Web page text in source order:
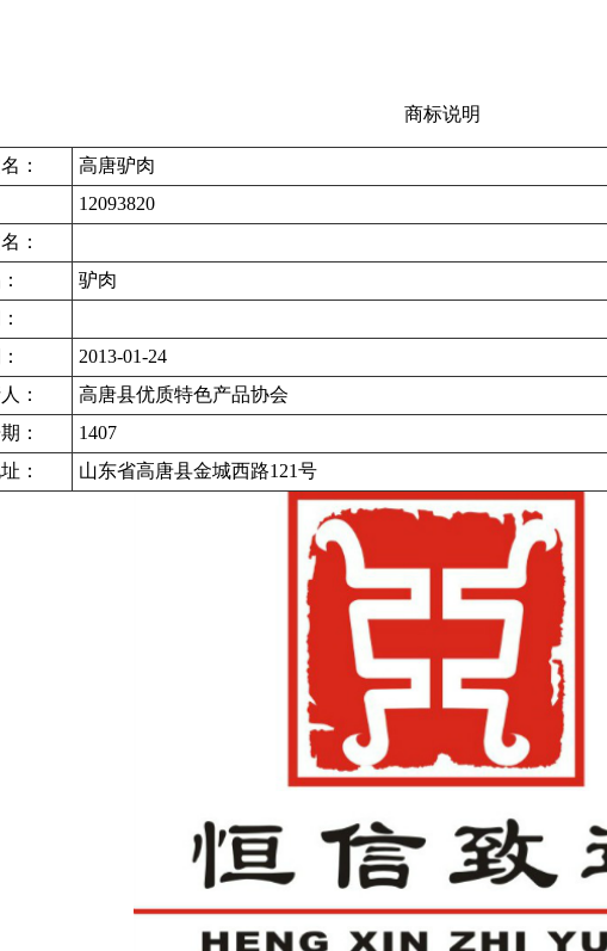
商标说明
：
高唐驴肉
12093820
：
驴肉
2013-01-24
：
高唐县优质特色产品协会
：
1407
：
山东省高唐县金城西路121号